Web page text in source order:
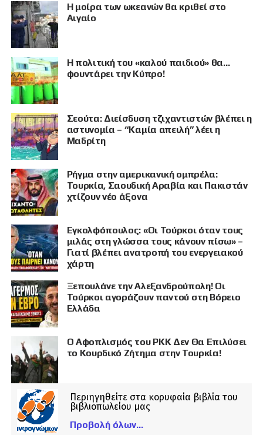
Η μοίρα των ωκεανών θα κριθεί στο
Αιγαίο
Η πολιτική του «καλού παιδιού» θα…
φουντάρει την Κύπρο!
Σεούτα: Διείσδυση τζιχαντιστών βλέπει η
αστυνομία – “Καμία απειλή” λέει η
Μαδρίτη
Ρήγμα στην αμερικανική ομπρέλα:
Τουρκία, Σαουδική Αραβία και Πακιστάν
χτίζουν νέο άξονα
Εγκολφόπουλος: «Οι Τούρκοι όταν τους
μιλάς στη γλώσσα τους κάνουν πίσω» –
Γιατί βλέπει ανατροπή του ενεργειακού
χάρτη
Ξεπουλάνε την Αλεξανδρούπολη! Οι
Τούρκοι αγοράζουν παντού στη Βόρειο
Ελλάδα
Ο Αφοπλισμός του PKK Δεν Θα Επιλύσει
το Κουρδικό Ζήτημα στην Τουρκία!
Περιηγηθείτε στα κορυφαία βιβλία του
βιβλιοπωλείου μας
Προβολή όλων